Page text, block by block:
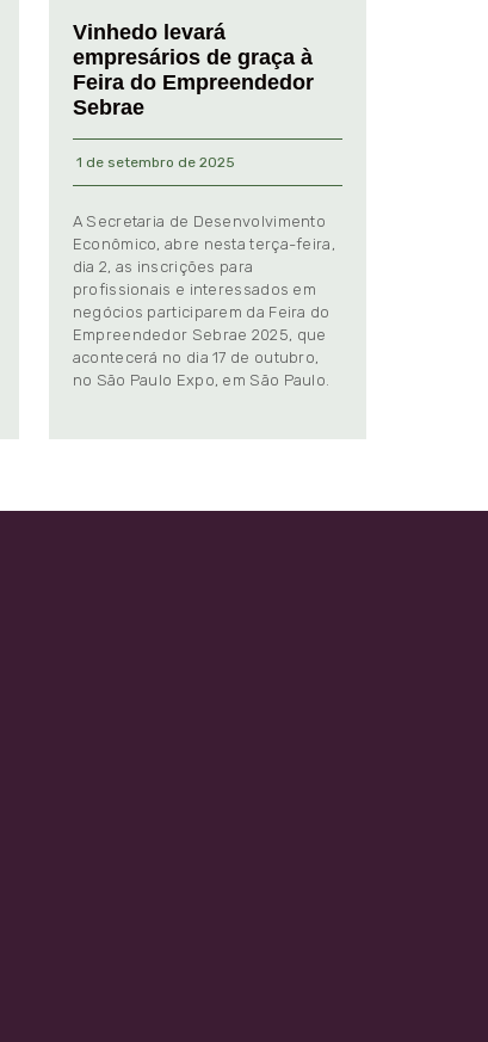
Vinhedo levará
empresários de graça à
Feira do Empreendedor
Sebrae
1 de setembro de 2025
A Secretaria de Desenvolvimento
Econômico, abre nesta terça-feira,
dia 2, as inscrições para
profissionais e interessados em
negócios participarem da Feira do
Empreendedor Sebrae 2025, que
acontecerá no dia 17 de outubro,
no São Paulo Expo, em São Paulo.